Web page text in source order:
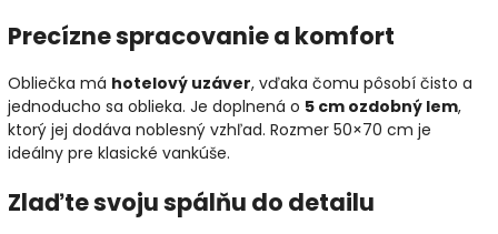
Precízne spracovanie a komfort
Obliečka má hotelový uzáver, vďaka čomu pôsobí čisto a
jednoducho sa oblieka. Je doplnená o 5 cm ozdobný lem,
ktorý jej dodáva noblesný vzhľad. Rozmer 50×70 cm je
ideálny pre klasické vankúše.
Zlaďte svoju spálňu do detailu